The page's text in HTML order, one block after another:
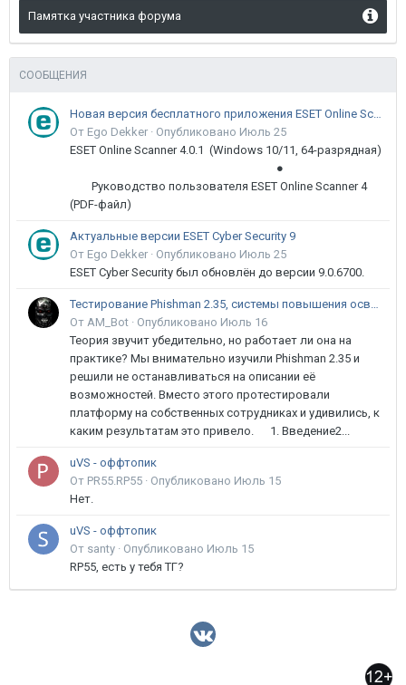
Памятка участника форума
СООБЩЕНИЯ
Новая версия бесплатного приложения ESET Online Scanner доступна пользователям
От Ego Dekker · Опубликовано Июль 25
ESET Online Scanner 4.0.1 (Windows 10/11, 64-разрядная)
●
Руководство пользователя ESET Online Scanner 4
(PDF-файл)
Актуальные версии ESET Cyber Security 9
От Ego Dekker · Опубликовано Июль 25
ESET Cyber Security был обновлён до версии 9.0.6700.
Тестирование Phishman 2.35, системы повышения осведомлённости пользователей в сфере ИБ
От AM_Bot · Опубликовано Июль 16
Теория звучит убедительно, но работает ли она на
практике? Мы внимательно изучили Phishman 2.35 и
решили не останавливаться на описании её
возможностей. Вместо этого протестировали
платформу на собственных сотрудниках и удивились, к
каким результатам это привело. 1. Введение2...
uVS - оффтопик
От PR55.RP55 · Опубликовано Июль 15
Нет.
uVS - оффтопик
От santy · Опубликовано Июль 15
RP55, есть у тебя ТГ?